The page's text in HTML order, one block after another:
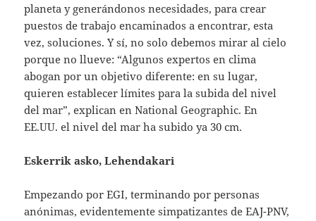
planeta y generándonos necesidades, para crear
puestos de trabajo encaminados a encontrar, esta
vez, soluciones. Y sí, no solo debemos mirar al cielo
porque no llueve: “Algunos expertos en clima
abogan por un objetivo diferente: en su lugar,
quieren establecer límites para la subida del nivel
del mar”, explican en National Geographic. En
EE.UU. el nivel del mar ha subido ya 30 cm.
Eskerrik asko, Lehendakari
Empezando por EGI, terminando por personas
anónimas, evidentemente simpatizantes de EAJ-PNV,